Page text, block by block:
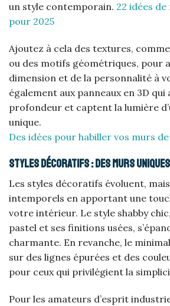
un style contemporain. 22 idées
pour 2025
Ajoutez à cela des textures,
ou des motifs géométriques, pour
dimension et de la personnalité à
également aux panneaux en 3D
profondeur et captent la lumière
unique.
Des idées pour habiller vos murs
Styles décoratifs : des murs
Les styles décoratifs évoluent,
intemporels en apportant une
votre intérieur. Le style shabby
pastel et ses finitions usées,
charmante. En revanche, le
sur des lignes épurées et des
pour ceux qui privilégient la
Pour les amateurs d’esprit